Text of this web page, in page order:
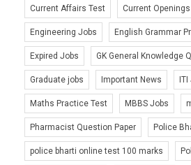
Current Affairs Test Current Openings
Engineering Jobs English Grammar
Expired Jobs GK General Knowledge
Graduate jobs Important News ITI
Maths Practice Test MBBS Jobs
Pharmacist Question Paper Police
police bharti online test 100 marks